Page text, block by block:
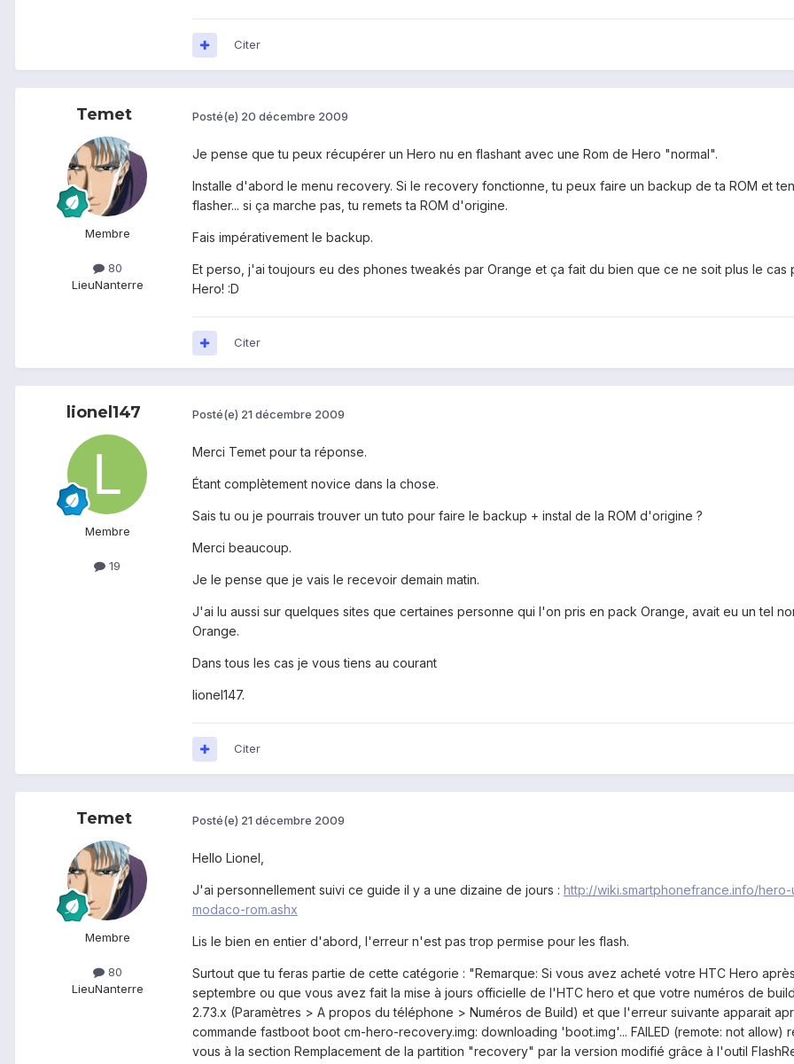
Citer
Temet
Membre
80
LieuNanterre
Posté(e) 20 décembre 2009
Je pense que tu peux récupérer un Hero nu en flashant avec une Rom de Hero "normal".
Installe d'abord le menu recovery. Si le recovery fonctionne, tu peux faire un backup de ta ROM et
flasher... si ça marche pas, tu remets ta ROM d'origine.
Fais impérativement le backup.
Et perso, j'ai toujours eu des phones tweakés par Orange et ça fait du bien que ce ne soit plus le cas
Hero! :D
Citer
lionel147
Membre
19
Posté(e) 21 décembre 2009
Merci Temet pour ta réponse.
Étant complètement novice dans la chose.
Sais tu ou je pourrais trouver un tuto pour faire le backup + instal de la ROM d'origine ?
Merci beaucoup.
Je le pense que je vais le recevoir demain matin.
J'ai lu aussi sur quelques sites que certaines personne qui l'on pris en pack Orange, avait eu un tel
Orange.
Dans tous les cas je vous tiens au courant
lionel147.
Citer
Temet
Membre
80
LieuNanterre
Posté(e) 21 décembre 2009
Hello Lionel,
J'ai personnellement suivi ce guide il y a une dizaine de jours : http://wiki.smartphonefrance.info/
modaco-rom.ashx
Lis le bien en entier d'abord, l'erreur n'est pas trop permise pour les flash.
Surtout que tu feras partie de cette catégorie : "Remarque: Si vous avez acheté votre HTC Hero après
septembre ou que vous avez fait la mise à jours officielle de l'HTC hero et que votre numéros de
2.73.x (Paramètres > A propos du téléphone > Numéros de Build) et que l'erreur suivante apparait
commande fastboot boot cm-hero-recovery.img: downloading 'boot.img'... FAILED (remote: not allow)
vous à la section Remplacement de la partition "recovery" par la version modifié grâce à l'outil